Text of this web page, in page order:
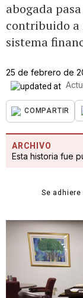
abogada
contribuido a
sistema
25 de febrero de
COMPARTIR
ARCHIVO
Esta historia fue
Se